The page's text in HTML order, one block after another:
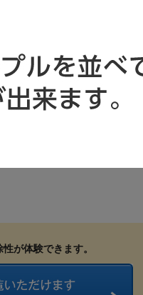
ホワイトのみ
○
性が体験できます。